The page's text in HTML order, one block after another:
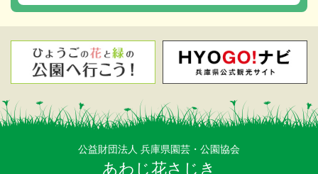
公益財団法人 兵庫県園芸・公園協会
あわじ花さじき